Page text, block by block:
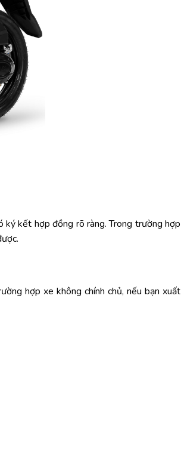
kýkết hợpđồng rõ ràng.Trong trườnghợp
hợpxekhôngchính chủ, nếu bạn xuất